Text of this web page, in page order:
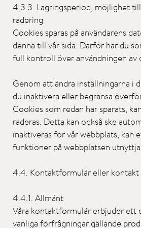
4.3.3. Lagringsperiod, möjlighet
radering
Cookies sparas på användarens
denna till vår sida. Därför har du
full kontroll över användningen av
Genom att ändra inställningarna i
du inaktivera eller begränsa
Cookies som redan har sparats,
raderas. Detta kan också ske
inaktiveras för vår webbplats, kan
funktioner på webbplatsen
4.4. Kontaktformulär eller
4.4.1. Allmänt
Våra kontaktformulär erbjuder ett
vanliga förfrågningar gällande